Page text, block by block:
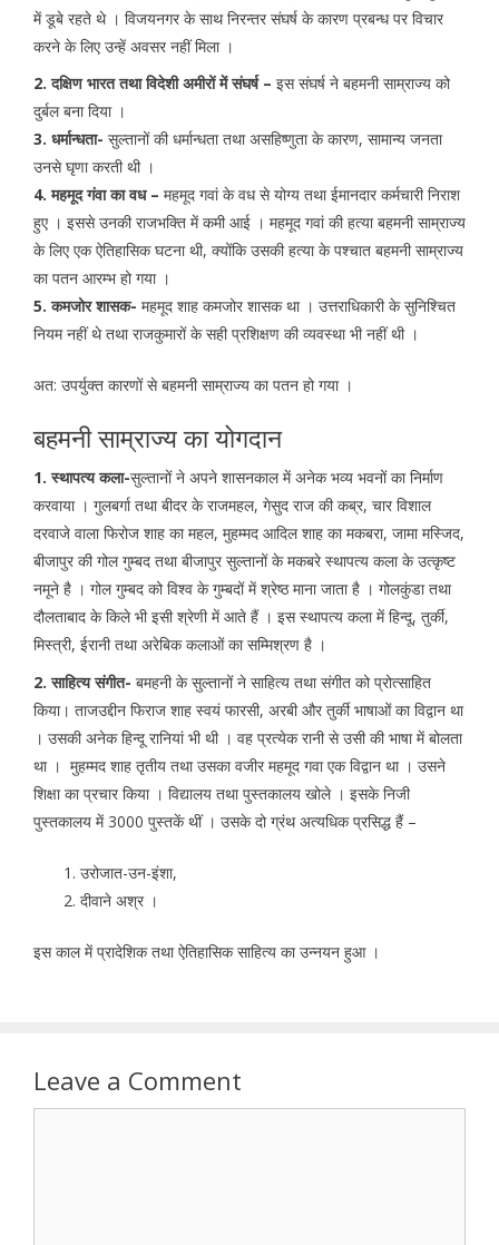
में डूबे रहते थे । विजयनगर के साथ निरन्तर संघर्ष के कारण प्रबन्ध पर विचार
करने के लिए उन्हें अवसर नहीं मिला ।
2. दक्षिण भारत तथा विदेशी अमीरों में संघर्ष – इस संघर्ष ने बहमनी साम्राज्य को
दुर्बल बना दिया ।
3. धर्मान्धता- सुल्तानों की धर्मान्धता तथा असहिष्णुता के कारण, सामान्य जनता
उनसे घृणा करती थी ।
4. महमूद गंवा का वध – महमूद गवां के वध से योग्य तथा ईमानदार कर्मचारी निराश
हुए । इससे उनकी राजभक्ति में कमी आई । महमूद गवां की हत्या बहमनी साम्राज्य
के लिए एक ऐतिहासिक घटना थी, क्योंकि उसकी हत्या के पश्चात बहमनी साम्राज्य
का पतन आरम्भ हो गया ।
5. कमजोर शासक- महमूद शाह कमजोर शासक था । उत्तराधिकारी के सुनिश्चित
नियम नहीं थे तथा राजकुमारों के सही प्रशिक्षण की व्यवस्था भी नहीं थी ।
अत: उपर्युक्त कारणों से बहमनी साम्राज्य का पतन हो गया ।
बहमनी साम्राज्य का योगदान
1. स्थापत्य कला-सुल्तानों ने अपने शासनकाल में अनेक भव्य भवनों का निर्माण
करवाया । गुलबर्गा तथा बीदर के राजमहल, गेसुद राज की कब्र, चार विशाल
दरवाजे वाला फिरोज शाह का महल, मुहम्मद आदिल शाह का मकबरा, जामा मस्जिद,
बीजापुर की गोल गुम्बद तथा बीजापुर सुल्तानों के मकबरे स्थापत्य कला के उत्कृष्ट
नमूने है । गोल गुम्बद को विश्व के गुम्बदों में श्रेष्ठ माना जाता है । गोलकुंडा तथा
दौलताबाद के किले भी इसी श्रेणी में आते हैं । इस स्थापत्य कला में हिन्दू, तुर्की,
मिस्त्री, ईरानी तथा अरेबिक कलाओं का सम्मिश्रण है ।
2. साहित्य संगीत- बमहनी के सुल्तानों ने साहित्य तथा संगीत को प्रोत्साहित
किया। ताजउद्दीन फिराज शाह स्वयं फारसी, अरबी और तुर्की भाषाओं का विद्वान था
। उसकी अनेक हिन्दू रानियां भी थी । वह प्रत्येक रानी से उसी की भाषा में बोलता
था । मुहम्मद शाह तृतीय तथा उसका वजीर महमूद गवा एक विद्वान था । उसने
शिक्षा का प्रचार किया । विद्यालय तथा पुस्तकालय खोले । इसके निजी
पुस्तकालय में 3000 पुस्तकें थीं । उसके दो ग्रंथ अत्यधिक प्रसिद्ध हैं –
उरोजात-उन-इंशा,
दीवाने अश्र ।
इस काल में प्रादेशिक तथा ऐतिहासिक साहित्य का उन्नयन हुआ ।
Leave a Comment